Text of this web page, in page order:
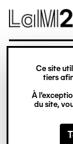
Gestion des
Ce site
tiers
À
du site,
contenu
© Crédit
métropole